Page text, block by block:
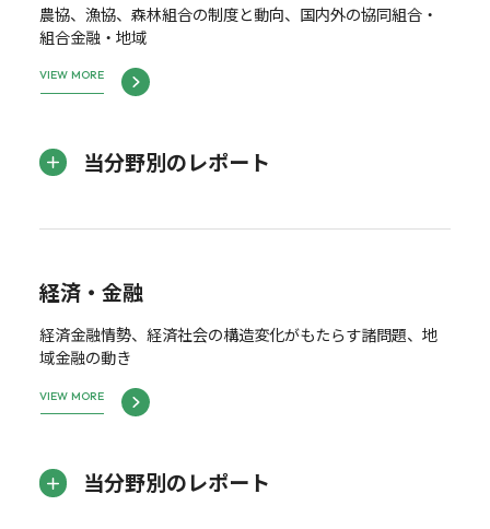
農協、漁協、森林組合の制度と動向、国内外の協同組合・
組合金融・地域
VIEW MORE
当分野別のレポート
経済・金融
経済金融情勢、経済社会の構造変化がもたらす諸問題、地
域金融の動き
VIEW MORE
当分野別のレポート